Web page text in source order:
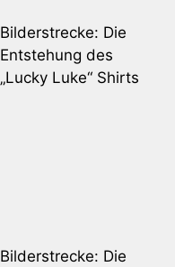
Bilderstrecke: Die
Entstehung des
„Lucky Luke“ Shirts
Bilderstrecke: Die